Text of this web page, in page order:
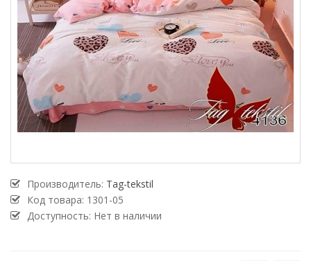
Производитель: Tag-tekstil
Код товара: 1301-05
Доступность: Нет в наличии